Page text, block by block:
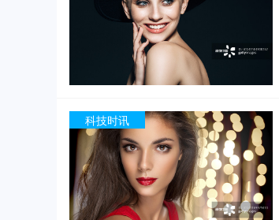
科技时讯